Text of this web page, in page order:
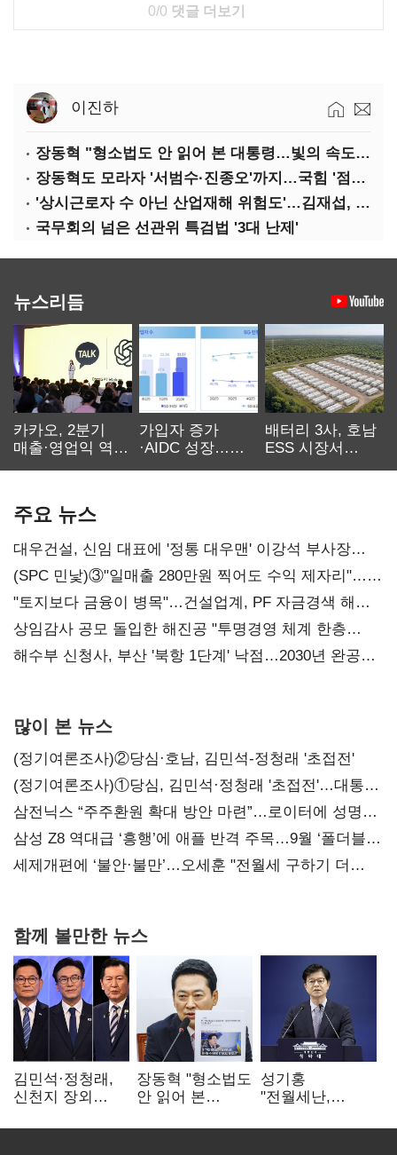
0/0 댓글 더보기
이진하
장동혁 "형소법도 안 읽어 본 대통령…빛의 속도로 무너질 것"
장동혁도 모라자 '서범수·진종오'까지…국힘 '점입가경'
'상시근로자 수 아닌 산업재해 위험도'…김재섭, 산재예방 지원기준 손질
국무회의 넘은 선관위 특검법 '3대 난제'
뉴스리듬
카카오, 2분기
매출·영업익 역대
가입자 증가
·AIDC 성장…
배터리 3사, 호남
ESS 시장서
주요 뉴스
대우건설, 신임 대표에 '정통 대우맨' 이강석 부사장
내정
(SPC 민낯)③"일매출 280만원 찍어도 수익 제자리"…
점주 울리는 '상시 할인'
"토지보다 금융이 병목"…건설업계, PF 자금경색 해소
목소리
상임감사 공모 돌입한 해진공 "투명경영 체계 한층
강화"
해수부 신청사, 부산 '북항 1단계' 낙점…2030년 완공
많이 본 뉴스
(정기여론조사)②당심·호남, 김민석-정청래 '초접전'
(정기여론조사)①당심, 김민석·정청래 '초접전'…대통령
지지도 '50% 아래로'(종합)
삼전닉스 “주주환원 확대 방안 마련”…로이터에 성명
보내
삼성 Z8 역대급 ‘흥행’에 애플 반격 주목…9월 ‘폴더블
대전’
세제개편에 ‘불안·불만’…오세훈 "전월세 구하기 더
함께 볼만한 뉴스
김민석·정청래,
신천지 장외
"호남 계몽 규탄"
장동혁 "형소법도
안 읽어 본
속도로 무너질
성기홍
"전월세난,
공급 문제"…닥공